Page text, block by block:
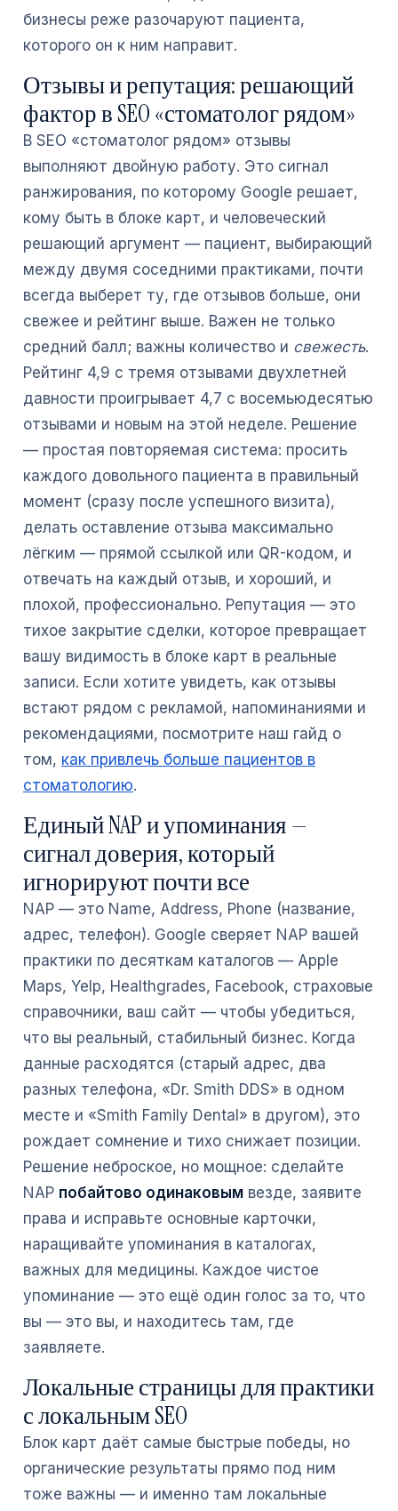
бизнесы реже разочаруют пациента,
которого он к ним направит.
Отзывы и репутация: решающий
фактор в SEO «стоматолог рядом»
В SEO «стоматолог рядом» отзывы
выполняют двойную работу. Это сигнал
ранжирования, по которому Google решает,
кому быть в блоке карт, и человеческий
решающий аргумент — пациент, выбирающий
между двумя соседними практиками, почти
всегда выберет ту, где отзывов больше, они
свежее и рейтинг выше. Важен не только
средний балл; важны количество и свежесть.
Рейтинг 4,9 с тремя отзывами двухлетней
давности проигрывает 4,7 с восемьюдесятью
отзывами и новым на этой неделе. Решение
— простая повторяемая система: просить
каждого довольного пациента в правильный
момент (сразу после успешного визита),
делать оставление отзыва максимально
лёгким — прямой ссылкой или QR-кодом, и
отвечать на каждый отзыв, и хороший, и
плохой, профессионально. Репутация — это
тихое закрытие сделки, которое превращает
вашу видимость в блоке карт в реальные
записи. Если хотите увидеть, как отзывы
встают рядом с рекламой, напоминаниями и
рекомендациями, посмотрите наш гайд о
том, как привлечь больше пациентов в
стоматологию.
Единый NAP и упоминания —
сигнал доверия, который
игнорируют почти все
NAP — это Name, Address, Phone (название,
адрес, телефон). Google сверяет NAP вашей
практики по десяткам каталогов — Apple
Maps, Yelp, Healthgrades, Facebook, страховые
справочники, ваш сайт — чтобы убедиться,
что вы реальный, стабильный бизнес. Когда
данные расходятся (старый адрес, два
разных телефона, «Dr. Smith DDS» в одном
месте и «Smith Family Dental» в другом), это
рождает сомнение и тихо снижает позиции.
Решение неброское, но мощное: сделайте
NAP побайтово одинаковым везде, заявите
права и исправьте основные карточки,
наращивайте упоминания в каталогах,
важных для медицины. Каждое чистое
упоминание — это ещё один голос за то, что
вы — это вы, и находитесь там, где
заявляете.
Локальные страницы для практики
с локальным SEO
Блок карт даёт самые быстрые победы, но
органические результаты прямо под ним
тоже важны — и именно там локальные